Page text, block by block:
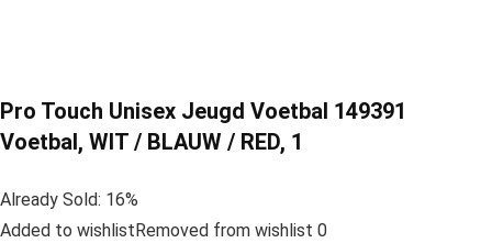
Pro Touch Unisex Jeugd Voetbal 149391
Voetbal, WIT / BLAUW / RED, 1
Already Sold: 16%
Added to wishlistRemoved from wishlist 0